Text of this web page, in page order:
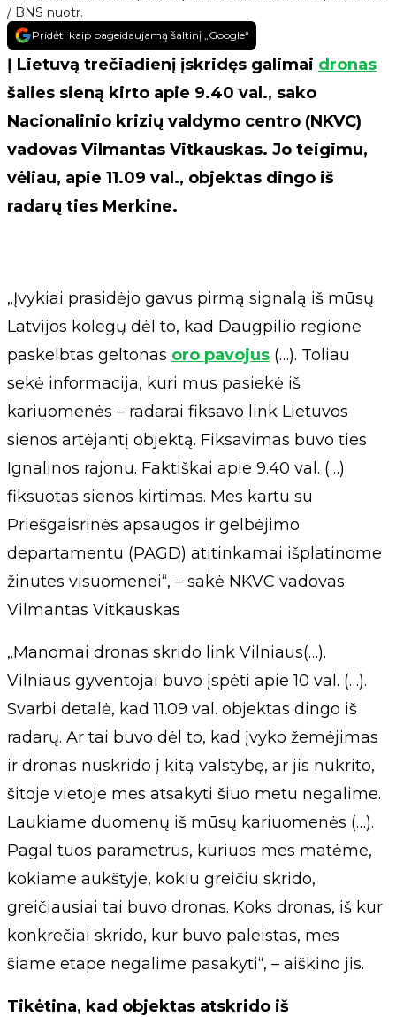
/ BNS nuotr.
Pridėti kaip pageidaujamą šaltinį „Google“
Į Lietuvą trečiadienį įskridęs galimai dronas
šalies sieną kirto apie 9.40 val., sako
Nacionalinio krizių valdymo centro (NKVC)
vadovas Vilmantas Vitkauskas. Jo teigimu,
vėliau, apie 11.09 val., objektas dingo iš
radarų ties Merkine.
„Įvykiai prasidėjo gavus pirmą signalą iš mūsų
Latvijos kolegų dėl to, kad Daugpilio regione
paskelbtas geltonas oro pavojus (…). Toliau
sekė informacija, kuri mus pasiekė iš
kariuomenės – radarai fiksavo link Lietuvos
sienos artėjantį objektą. Fiksavimas buvo ties
Ignalinos rajonu. Faktiškai apie 9.40 val. (…)
fiksuotas sienos kirtimas. Mes kartu su
Priešgaisrinės apsaugos ir gelbėjimo
departamentu (PAGD) atitinkamai išplatinome
žinutes visuomenei“, – sakė NKVC vadovas
Vilmantas Vitkauskas
„Manomai dronas skrido link Vilniaus(…).
Vilniaus gyventojai buvo įspėti apie 10 val. (…).
Svarbi detalė, kad 11.09 val. objektas dingo iš
radarų. Ar tai buvo dėl to, kad įvyko žemėjimas
ir dronas nuskrido į kitą valstybę, ar jis nukrito,
šitoje vietoje mes atsakyti šiuo metu negalime.
Laukiame duomenų iš mūsų kariuomenės (…).
Pagal tuos parametrus, kuriuos mes matėme,
kokiame aukštyje, kokiu greičiu skrido,
greičiausiai tai buvo dronas. Koks dronas, iš kur
konkrečiai skrido, kur buvo paleistas, mes
šiame etape negalime pasakyti“, – aiškino jis.
Tikėtina, kad objektas atskrido iš